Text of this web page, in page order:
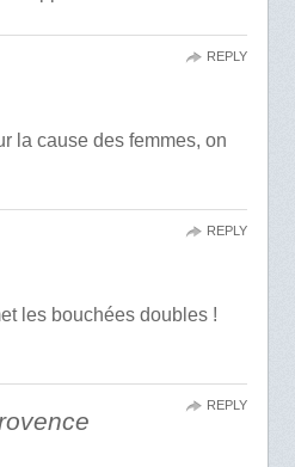
la cause des femmes, on
REPLY
les bouchées doubles !
REPLY
REPLY